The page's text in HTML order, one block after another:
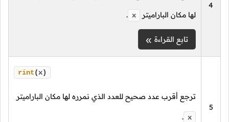
4
لها مكان الباراميتر x
.
تابع القراءة
5
rint(x)
ترجع أقرب عدد صحيح للعدد الذي نمرره لها مكان الباراميتر
x
.